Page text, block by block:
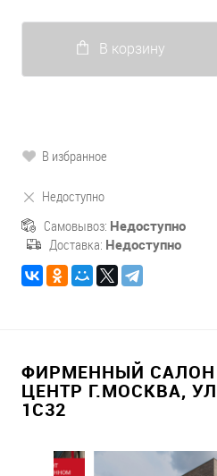
В корзину
В избранное
Недоступно
Самовывоз: Недоступно
Доставка: Недоступно
ФИРМЕННЫЙ
ЦЕНТР Г.МОСКВА,
1С32